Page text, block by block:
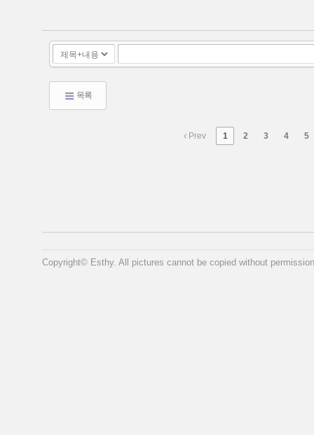
목록
Prev 1 2 3 4 5
Copyright© Esthy. All pictures cannot be copied without